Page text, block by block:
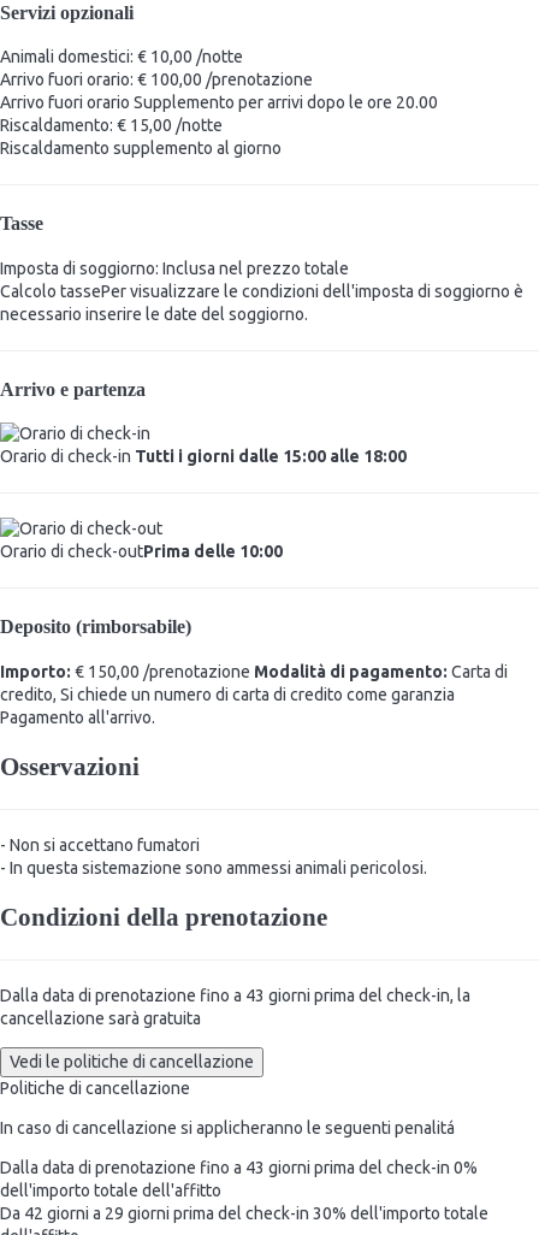
Servizi opzionali
Animali domestici: € 10,00 /notte
Arrivo fuori orario: € 100,00 /prenotazione
Arrivo fuori orario Supplemento per arrivi dopo le ore 20.00
Riscaldamento: € 15,00 /notte
Riscaldamento supplemento al giorno
Tasse
Imposta di soggiorno: Inclusa nel prezzo totale
Calcolo tassePer visualizzare le condizioni dell'imposta di soggiorno è
necessario inserire le date del soggiorno.
Arrivo e partenza
Orario di check-in Tutti i giorni dalle 15:00 alle 18:00
Orario di check-outPrima delle 10:00
Deposito (rimborsabile)
Importo: € 150,00 /prenotazione Modalità di pagamento: Carta di
credito, Si chiede un numero di carta di credito come garanzia
Pagamento all'arrivo.
Osservazioni
- Non si accettano fumatori
- In questa sistemazione sono ammessi animali pericolosi.
Condizioni della prenotazione
Dalla data di prenotazione fino a 43 giorni prima del check-in, la
cancellazione sarà gratuita
Vedi le politiche di cancellazione
Politiche di cancellazione
In caso di cancellazione si applicheranno le seguenti penalitá
Dalla data di prenotazione fino a 43 giorni prima del check-in 0%
dell'importo totale dell'affitto
Da 42 giorni a 29 giorni prima del check-in 30% dell'importo totale